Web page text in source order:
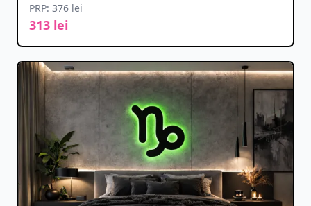
PRP: 376 lei
313 lei